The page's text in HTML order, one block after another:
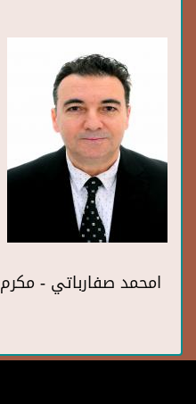
امحمد صفارباتي - مكرم